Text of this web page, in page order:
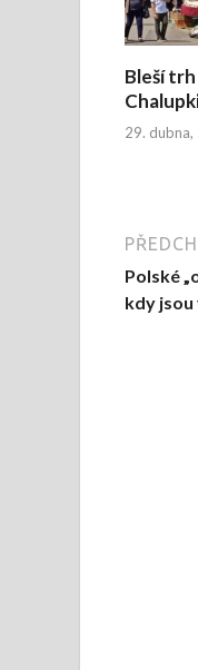
Bleší
29.
Polské
kdy jsou